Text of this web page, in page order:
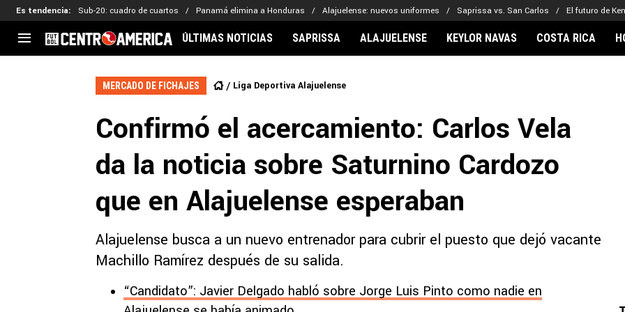
Es tendencia: Sub-20: cuadro de cuartos Panamá elimina a Honduras Alajuelense: nuevos uniformes Saprissa vs. San Carlos El futuro de
CENTROAMÉRICA
El Salvador
CONCACAF
Liga de Naciones
Copa de Campeones
MLS
LEGIONARIOS
Kervin Arriaga
Nathaniel Méndez-Laing
Alajuelense
Comunicaciones
Olimpia
Real Estelí
Noticias
Real Madrid
ÚLTIMAS NOTICIAS SAPRISSA ALAJUELENSE KEYLOR NAVAS COSTA RICA
MERCADO DE FICHAJES Liga Deportiva Alajuelense
Confirmó el acercamiento: Carlos Vela
da la noticia sobre Saturnino Cardozo
que en Alajuelense esperaban
Alajuelense busca a un nuevo entrenador para cubrir el puesto que dejó vacante
Machillo Ramírez después de su salida.
“Candidato”: Javier Delgado habló sobre Jorge Luis Pinto como nadie en